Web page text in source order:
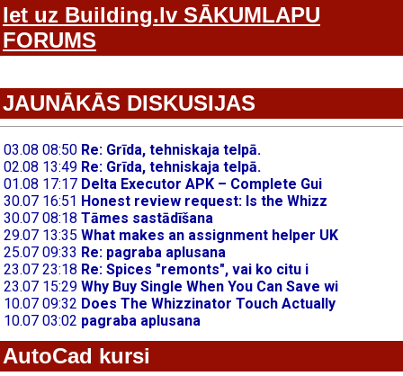
Iet uz Building.lv SĀKUMLAPU
FORUMS
JAUNĀKĀS DISKUSIJAS
AutoCad kursi